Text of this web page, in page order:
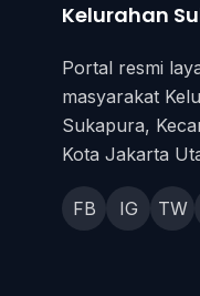
Kelurahan
Portal resmi
masyarakat
Sukapura,
Kota Jakarta
FB IG TW